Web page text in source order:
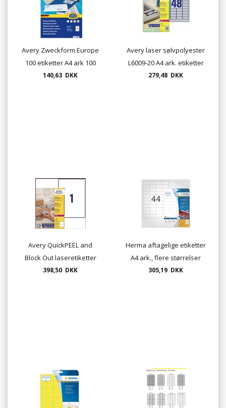
Avery Zweckform Europe
100 etiketter A4 ark 100
ark. pr. æske
140,63 DKK
Avery laser sølvpolyester
L6009-20 A4 ark. etiketter
47,7 x 21,2mm
279,48 DKK
Avery QuickPEEL and
Block Out laseretiketter
A4 100ark pr. pakke.
398,50 DKK
Herma aftagelige etiketter
A4 ark., flere størrelser
305,19 DKK